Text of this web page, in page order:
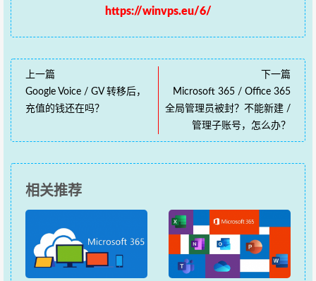
https://winvps.eu/6/
上一篇
Google Voice / GV 转移后，
充值的钱还在吗？
下一篇
Microsoft 365 / Office 365
全局管理员被封？不能新建 /
管理子账号，怎么办？
相关推荐